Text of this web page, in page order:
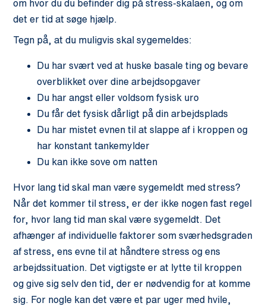
om hvor du du befinder dig på stress-skalaen, og om
det er tid at søge hjælp.
Tegn på, at du muligvis skal sygemeldes:
Du har svært ved at huske basale ting og bevare
overblikket over dine arbejdsopgaver
Du har angst eller voldsom fysisk uro
Du får det fysisk dårligt på din arbejdsplads
Du har mistet evnen til at slappe af i kroppen og
har konstant tankemylder
Du kan ikke sove om natten
Hvor lang tid skal man være sygemeldt med stress?
Når det kommer til stress, er der ikke nogen fast regel
for, hvor lang tid man skal være sygemeldt. Det
afhænger af individuelle faktorer som sværhedsgraden
af stress, ens evne til at håndtere stress og ens
arbejdssituation. Det vigtigste er at lytte til kroppen
og give sig selv den tid, der er nødvendig for at komme
sig. For nogle kan det være et par uger med hvile,